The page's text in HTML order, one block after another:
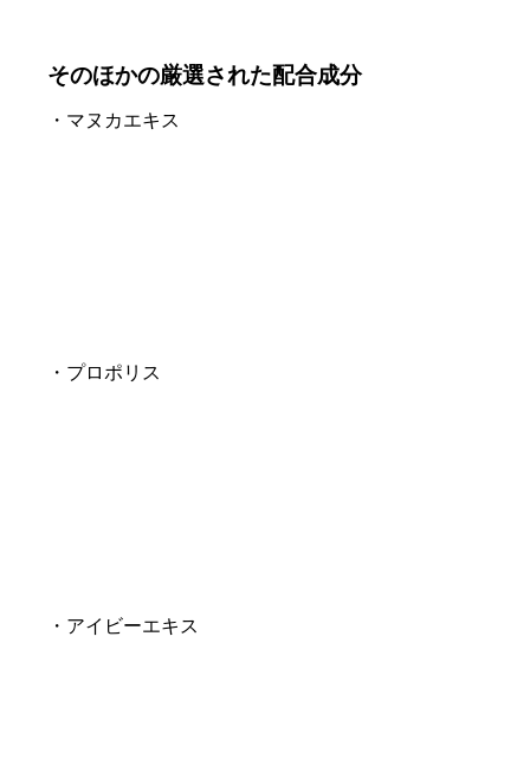
そのほかの厳選された配合成分
・マヌカエキス
・プロポリス
・アイビーエキス